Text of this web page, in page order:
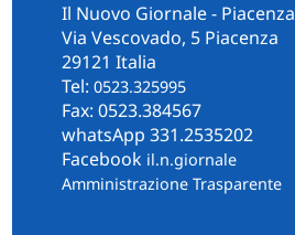
Il Nuovo Giornale - Piacenza
Via Vescovado, 5 Piacenza
29121 Italia
Tel: 0523.325995
Fax: 0523.384567
whatsApp 331.2535202
Facebook il.n.giornale
Amministrazione Trasparente